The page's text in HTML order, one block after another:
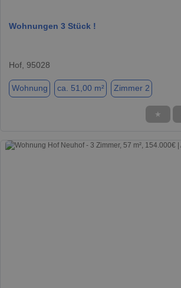
Wohnungen 3 Stück !
Hof, 95028
Wohnung ca. 51,00 m² Zimmer 2
★